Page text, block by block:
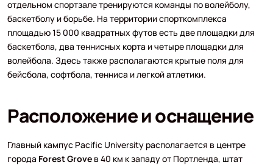
отдельном спортзале тренируются команды по волейболу,
баскетболу и борьбе. На территории спорткомплекса
площадью 15 000 квадратных футов есть две площадки для
баскетбола, два теннисных корта и четыре площадки для
волейбола. Здесь также располагаются крытые поля для
бейсбола, софтбола, тенниса и легкой атлетики.
Расположение и оснащение
Главный кампус Pacific University располагается в центре
города Forest Groveв 40 км к западу от Портленда, штат